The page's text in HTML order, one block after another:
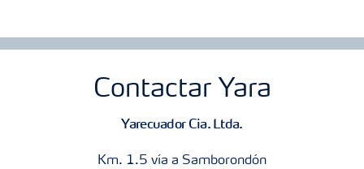
Contactar Yara
Yarecuador Cia. Ltda.
Km. 1.5 vía a Samborondón